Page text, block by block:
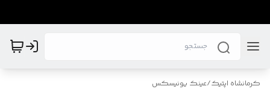
کرمانشاه اپتیک/عینک یونیسکس